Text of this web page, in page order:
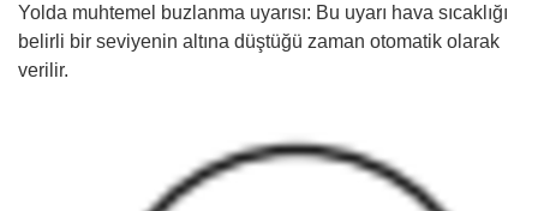
Yolda muhtemel buzlanma uyarısı: Bu uyarı hava sıcaklığı
belirli bir seviyenin altına düştüğü zaman otomatik olarak
verilir.